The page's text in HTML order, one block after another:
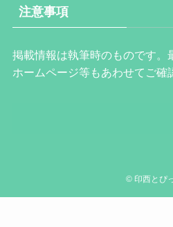
注意事項
掲載情報は執筆時のものです。
ホームページ等もあわせてご確
© 印西とぴ